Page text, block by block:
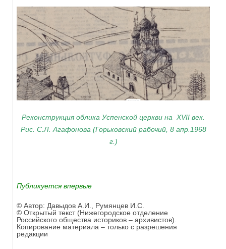
Реконструкция облика Успенской церкви на XVII век.
Рис. С.Л. Агафонова (Горьковский рабочий, 8 апр.1968
г.)
Публикуется впервые
© Автор: Давыдов А.И., Румянцев И.С.
© Открытый текст (Нижегородское отделение
Российского общества историков – архивистов).
Копирование материала – только с разрешения
редакции